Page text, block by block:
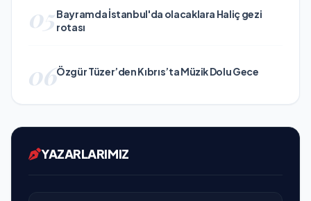
05Bayramda İstanbul'da olacaklara Haliç gezi
rotası
06Özgür Tüzer’den Kıbrıs’ta Müzik Dolu Gece
YAZARLARIMIZ